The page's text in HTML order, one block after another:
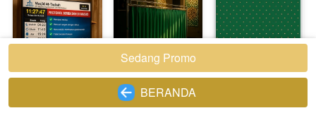
`Sedang Promo
` BERANDA
Rp 3.200.000 Rp 2.500.000
Sekat / Partisi